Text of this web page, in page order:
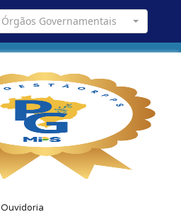
Órgãos Governamentais
Ouvidoria